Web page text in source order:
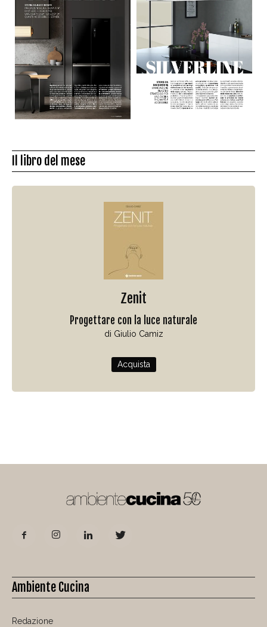
Il libro del mese
Zenit
Progettare con la luce naturale
di Giulio Camiz
Acquista
Ambiente Cucina
Redazione